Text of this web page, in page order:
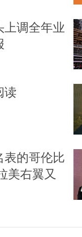
上调全年业
读
表的哥伦比
美右翼又